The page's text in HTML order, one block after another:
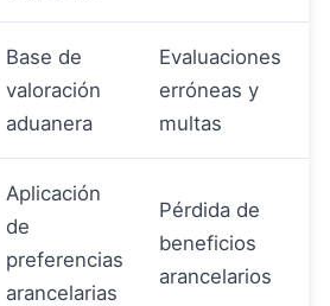
Base de
valoración
aduanera
Evaluaciones
erróneas y
multas
Aplicación
de
preferencias
arancelarias
Pérdida de
beneficios
arancelarios